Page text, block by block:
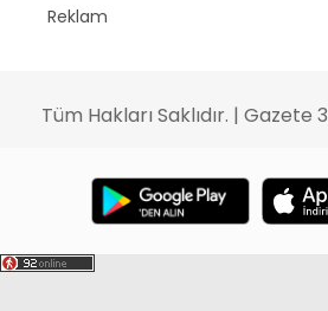
Reklam
Tüm Hakları Saklıdır. | Gazete 3